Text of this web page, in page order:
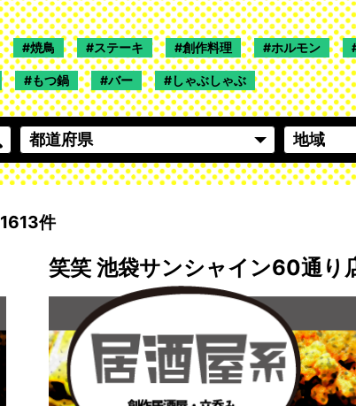
焼鳥 ステーキ 創作料理 ホルモン
もつ鍋 バー しゃぶしゃぶ
1613件
笑笑 池袋サンシャイン60通り